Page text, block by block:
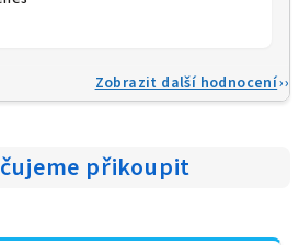
Zobrazit další hodnocení
přikoupit